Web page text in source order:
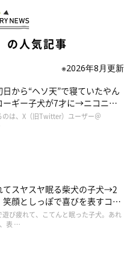
、飼い主さんはこう振り返り
だんと慣れてきて、私たちと
たいな』と言って、賛成しま
の人気記事
※2026年8月更新
日から“ヘソ天”で寝ていたやん
ーギー子犬が7才に→ニコニ
ースマイル”が魅力のコに成
のは、X（旧Twitter）ユーザー＠
てスヤスヤ眠る柴犬の子犬→2
笑顔としっぽで喜びを表すコに
遊び疲れて、こてんと眠った子犬。あれ
表 …